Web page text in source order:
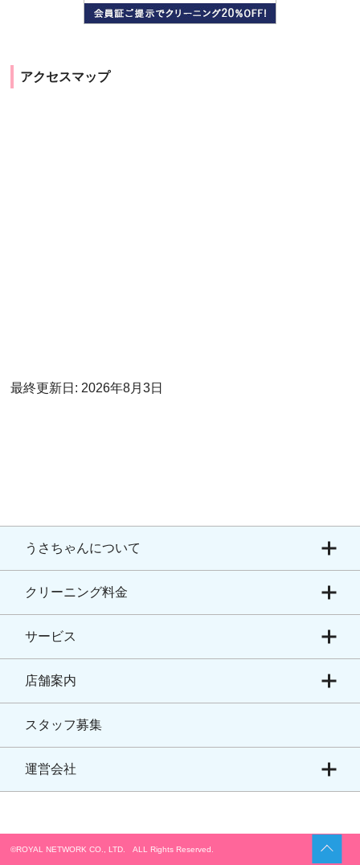
アクセスマップ
最終更新日: 2026年8月3日
うさちゃんについて
クリーニング料金
サービス
店舗案内
スタッフ募集
運営会社
©ROYAL NETWORK CO., LTD. ALL Rights Reserved.​